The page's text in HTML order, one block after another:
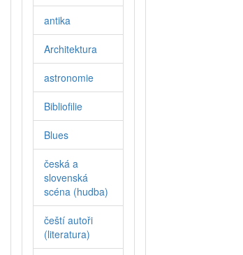
antika
Architektura
astronomie
Bibliofilie
Blues
česká a
slovenská
scéna (hudba)
čeští autoři
(literatura)